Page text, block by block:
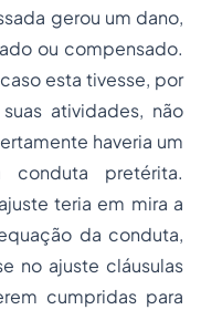
gerou um dano,
ou compensado.
esta tivesse, por
atividades, não
haveria um
conduta pretérita.
teria em mira a
da conduta,
no ajuste cláusulas
cumpridas para